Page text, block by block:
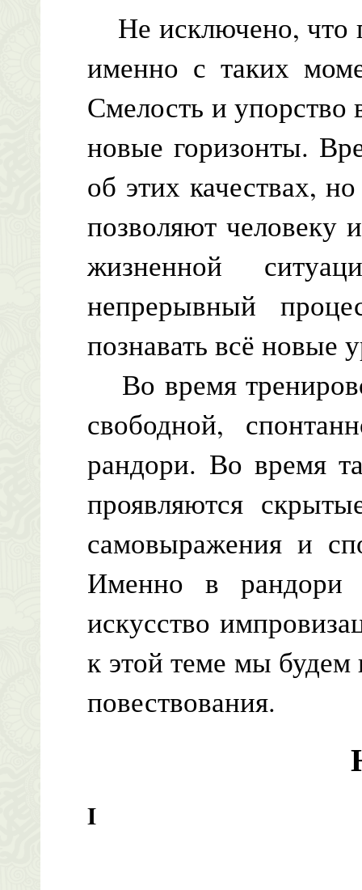
Не исключено, что
именно с таких
Смелость и
новые горизонты.
об этих качествах,
позволяют человеку
жизненной
непрерывный
познавать всё новые
Во время
свободной,
рандори. Во время
проявляются
самовыражения и
Именно в рандори
искусство
к этой теме мы будем
повествования.
I